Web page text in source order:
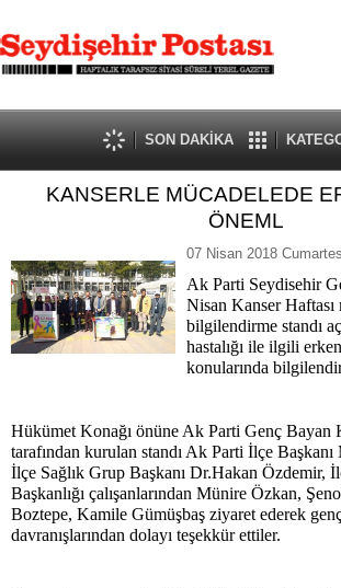
SON DAKİKA
KANSERLE MÜCADELEDE
ÖNEML
07 Nisan 2018
Ak Parti Seydisehir
Nisan Kanser Haftası
bilgilendirme standı
hastalığı ile ilgili
konularında
Hükümet Konağı önüne Ak Parti Genç Bayan
tarafından kurulan standı Ak Parti İlçe
İlçe Sağlık Grup Başkanı Dr.Hakan Özdemir,
Başkanlığı çalışanlarından Münire Özkan,
Boztepe, Kamile Gümüşbaş ziyaret ederek
davranışlarından dolayı teşekkür ettiler.